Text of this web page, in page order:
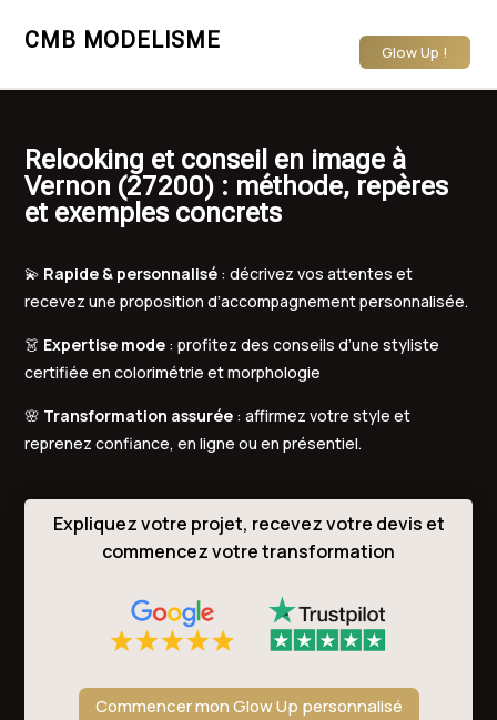
CMB MODELISME Glow Up !
Relooking et conseil en image à
Vernon (27200) : méthode, repères
et exemples concrets
💫 Rapide & personnalisé : décrivez vos attentes et
recevez une proposition d’accompagnement personnalisée.
👗 Expertise mode : profitez des conseils d’une styliste
certifiée en colorimétrie et morphologie
🌸 Transformation assurée : affirmez votre style et
reprenez confiance, en ligne ou en présentiel.
Expliquez votre projet, recevez votre devis et
commencez votre transformation
Commencer mon Glow Up personnalisé